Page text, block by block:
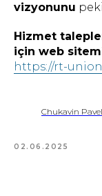
vizyonunu
Hizmet
için web
https://rt-
Chukavin
02.06.2025